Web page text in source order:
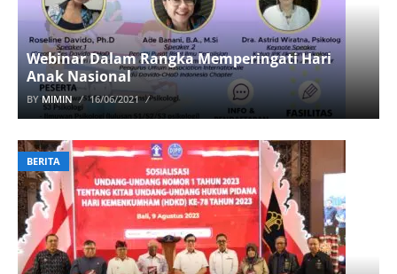
Webinar Dalam Rangka Memperingati Hari
Anak Nasional
BYMIMIN 16/06/2021
BERITA